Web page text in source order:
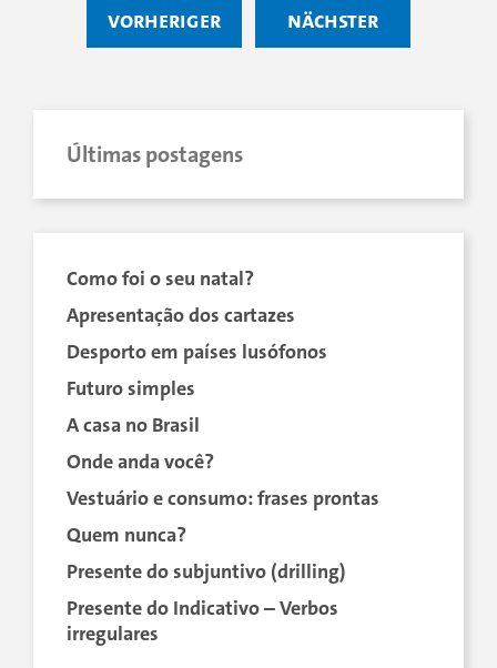
vorheriger nächster
Últimas postagens
Como foi o seu natal?
Apresentação dos cartazes
Desporto em países lusófonos
Futuro simples
A casa no Brasil
Onde anda você?
Vestuário e consumo: frases prontas
Quem nunca?
Presente do subjuntivo (drilling)
Presente do Indicativo – Verbos
irregulares